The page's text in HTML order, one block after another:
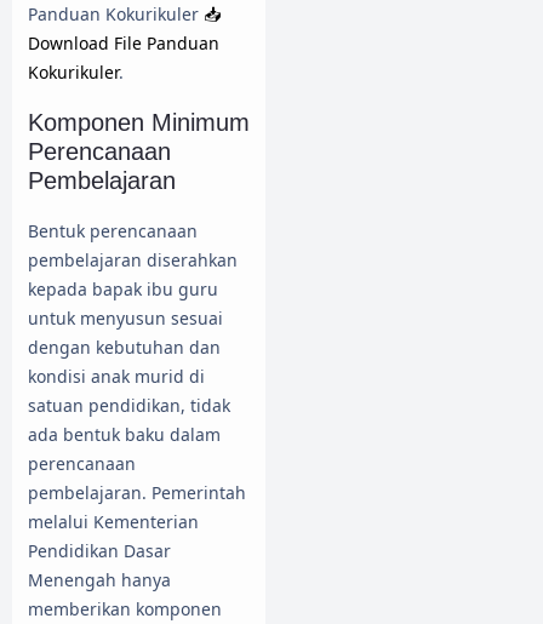
Panduan Kokurikuler 📥
Download File Panduan
Kokurikuler.
Komponen Minimum
Perencanaan
Pembelajaran
Bentuk perencanaan
pembelajaran diserahkan
kepada bapak ibu guru
untuk menyusun sesuai
dengan kebutuhan dan
kondisi anak murid di
satuan pendidikan, tidak
ada bentuk baku dalam
perencanaan
pembelajaran. Pemerintah
melalui Kementerian
Pendidikan Dasar
Menengah hanya
memberikan komponen